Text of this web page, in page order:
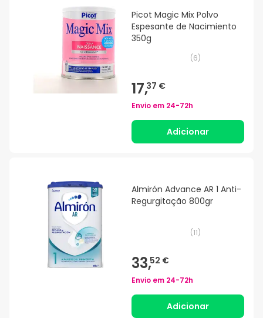
Picot Magic Mix Polvo
Espesante de Nacimiento
350g
(6)
17,37 €
Envio em 24-72h
Adicionar
Almirón Advance AR 1 Anti-
Regurgitação 800gr
(11)
33,52 €
Envio em 24-72h
Adicionar